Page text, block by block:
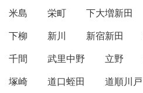
米島
栄町 下大増新田
下柳
新川 新宿新田
千間
武里中野 立野
塚崎
道口蛭田 道順川戸